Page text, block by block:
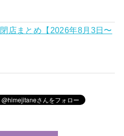
店まとめ【2026年8月3日〜